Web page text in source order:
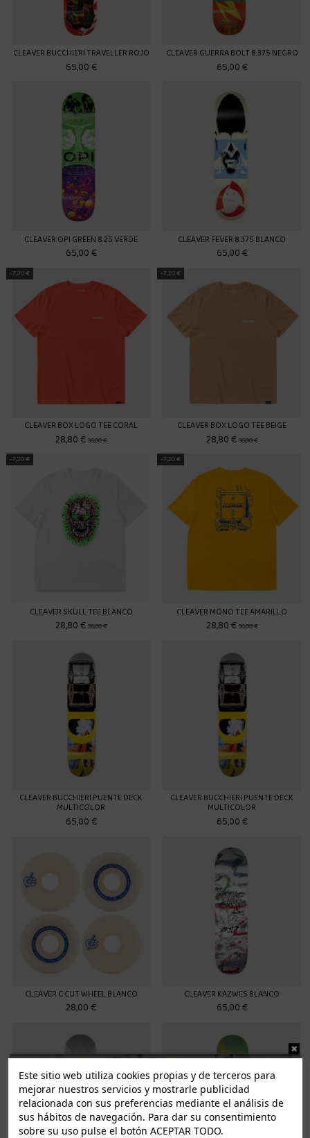
CLEAVER BUCCHIERI TRAVELLER ROJO
65,00 €
CLEAVER GUERRA BOLT 8.375 NEGRO
65,00 €
CLEAVER OPI GREEN 8.25 VERDE
65,00 €
CLEAVER FEVER 8.375 BLANCO
65,00 €
-7,20 €
CLEAVER BOX LOGO TEE CORAL
28,80 €36,00 €
-7,20 €
CLEAVER BOX LOGO TEE BEIGE
28,80 €36,00 €
-7,20 €
CLEAVER SKULL TEE BLANCO
28,80 €36,00 €
-7,20 €
CLEAVER MONO TEE AMARILLO
28,80 €36,00 €
CLEAVER BUCCHIERI PUENTE DECK
MULTICOLOR
65,00 €
CLEAVER BUCCHIERI PUENTE DECK
MULTICOLOR
65,00 €
CLEAVER C CUT WHEEL BLANCO
28,00 €
CLEAVER KAZWES BLANCO
65,00 €
Este sitio web utiliza cookies propias y de terceros para
mejorar nuestros servicios y mostrarle publicidad
relacionada con sus preferencias mediante el análisis de
sus hábitos de navegación. Para dar su consentimiento
sobre su uso pulse el botón ACEPTAR TODO.